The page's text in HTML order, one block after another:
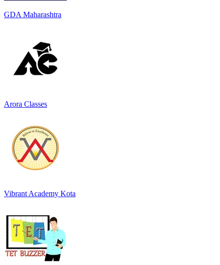
GDA Maharashtra
Arora Classes
Vibrant Academy Kota